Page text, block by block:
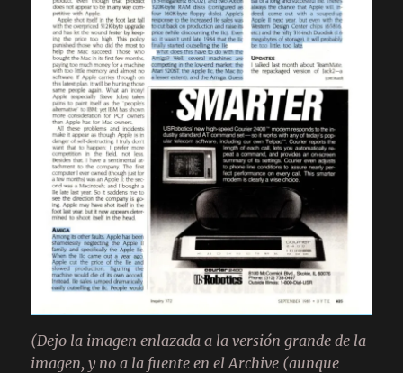
(Dejo la imagen enlazada a la versión grande de la
imagen, y no a la fuente en el Archive (aunque